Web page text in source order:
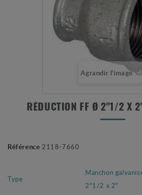
Agrandir l'image
RÉDUCTION FF Ø 2"1/2 X
Référence 2118-7660
Type
Manchon
2"1/2 x 2"